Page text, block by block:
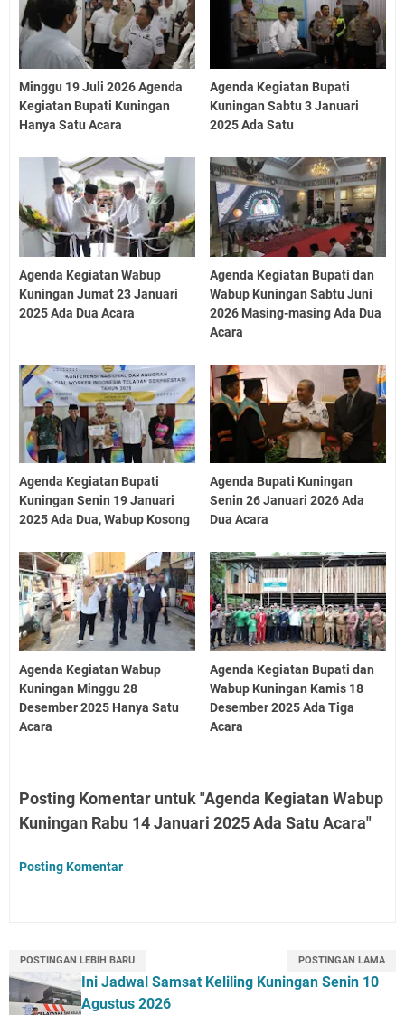
Minggu 19 Juli 2026 Agenda
Kegiatan Bupati Kuningan
Hanya Satu Acara
Agenda Kegiatan Bupati
Kuningan Sabtu 3 Januari
2025 Ada Satu
Agenda Kegiatan Wabup
Kuningan Jumat 23 Januari
2025 Ada Dua Acara
Agenda Kegiatan Bupati dan
Wabup Kuningan Sabtu Juni
2026 Masing-masing Ada Dua
Acara
Agenda Kegiatan Bupati
Kuningan Senin 19 Januari
2025 Ada Dua, Wabup Kosong
Agenda Bupati Kuningan
Senin 26 Januari 2026 Ada
Dua Acara
Agenda Kegiatan Wabup
Kuningan Minggu 28
Desember 2025 Hanya Satu
Acara
Agenda Kegiatan Bupati dan
Wabup Kuningan Kamis 18
Desember 2025 Ada Tiga
Acara
Posting Komentar untuk "Agenda Kegiatan Wabup
Kuningan Rabu 14 Januari 2025 Ada Satu Acara"
Posting Komentar
POSTINGAN LEBIH BARU POSTINGAN LAMA
Ini Jadwal Samsat Keliling Kuningan Senin 10
Agustus 2026